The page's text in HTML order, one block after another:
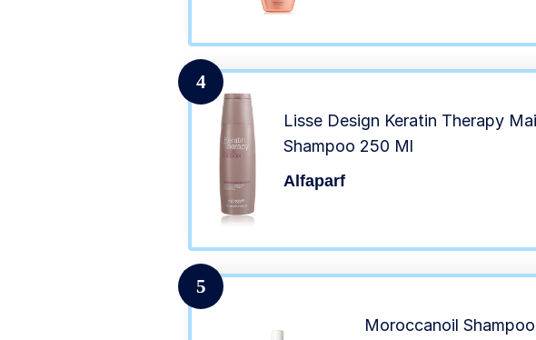
4
Lisse Design Keratin Therapy
Shampoo 250 Ml
Alfaparf
5
Moroccanoil